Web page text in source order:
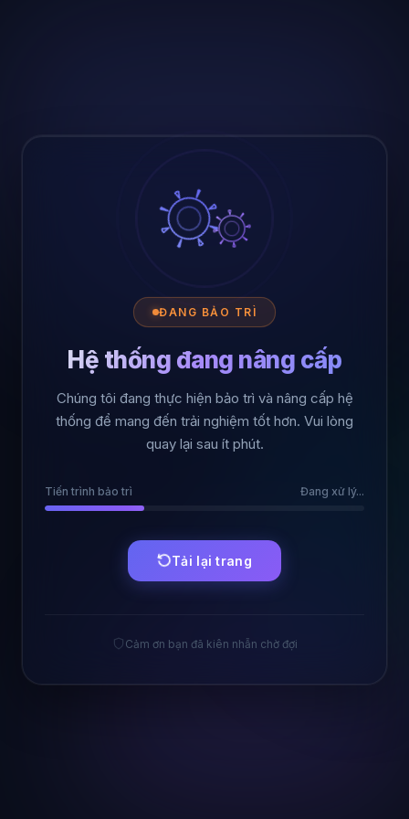
ĐANG BẢO TRÌ
Hệ thống đang nâng cấp
Chúng tôi đang thực hiện bảo trì và nâng cấp hệ
thống để mang đến trải nghiệm tốt hơn. Vui lòng
quay lại sau ít phút.
Tiến trình bảo trì Đang xử lý...
Tải lại trang
Cảm ơn bạn đã kiên nhẫn chờ đợi